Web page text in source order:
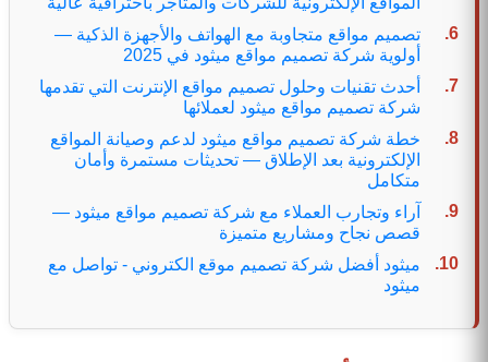
تصميم مواقع متجاوبة مع الهواتف والأجهزة الذكية —
أولوية شركة تصميم مواقع ميثود في 2025
أحدث تقنيات وحلول تصميم مواقع الإنترنت التي تقدمها
شركة تصميم مواقع ميثود لعملائها
خطة شركة تصميم مواقع ميثود لدعم وصيانة المواقع
الإلكترونية بعد الإطلاق — تحديثات مستمرة وأمان
متكامل
آراء وتجارب العملاء مع شركة تصميم مواقع ميثود —
قصص نجاح ومشاريع متميزة
ميثود أفضل شركة تصميم موقع الكتروني - تواصل مع
ميثود